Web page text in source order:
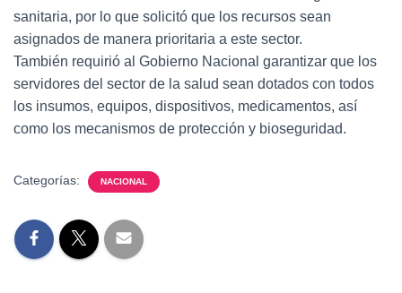
sanitaria, por lo que solicitó que los recursos sean
asignados de manera prioritaria a este sector.
También requirió al Gobierno Nacional garantizar que los
servidores del sector de la salud sean dotados con todos
los insumos, equipos, dispositivos, medicamentos, así
como los mecanismos de protección y bioseguridad.
Categorías: NACIONAL